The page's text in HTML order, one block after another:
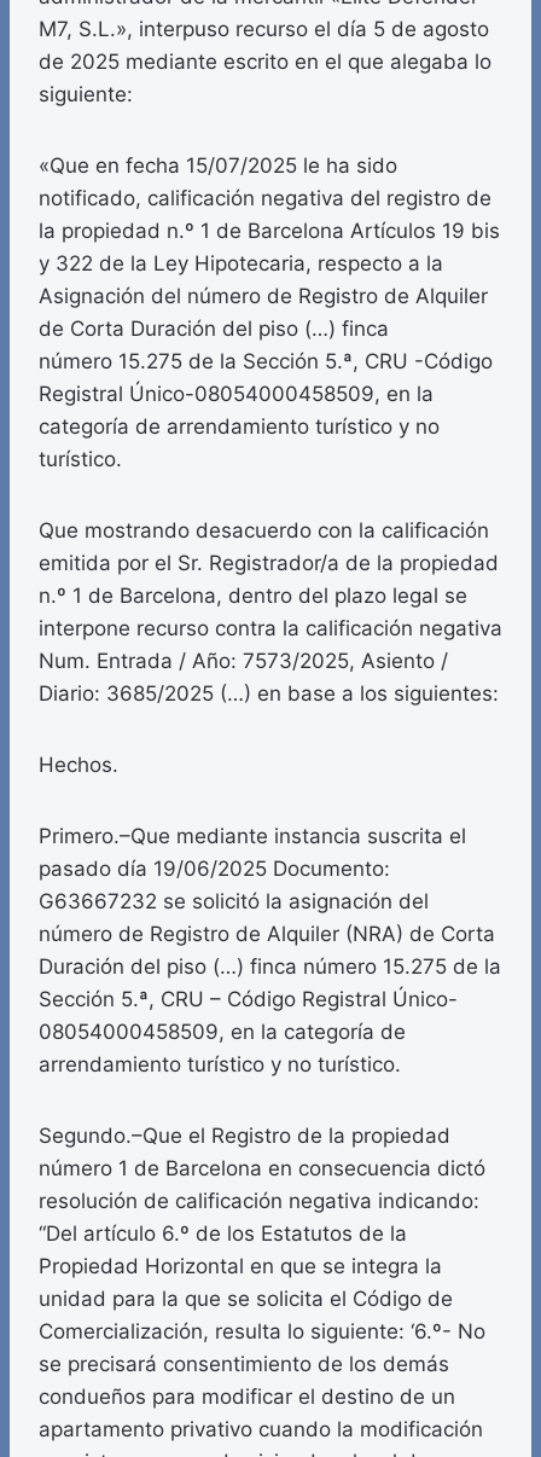
M7, S.L.», interpuso recurso el día 5 de agosto
de 2025 mediante escrito en el que alegaba lo
siguiente:
«Que en fecha 15/07/2025 le ha sido
notificado, calificación negativa del registro de
la propiedad n.º 1 de Barcelona Artículos 19 bis
y 322 de la Ley Hipotecaria, respecto a la
Asignación del número de Registro de Alquiler
de Corta Duración del piso (…) finca
número 15.275 de la Sección 5.ª, CRU -Código
Registral Único-08054000458509, en la
categoría de arrendamiento turístico y no
turístico.
Que mostrando desacuerdo con la calificación
emitida por el Sr. Registrador/a de la propiedad
n.º 1 de Barcelona, dentro del plazo legal se
interpone recurso contra la calificación negativa
Num. Entrada / Año: 7573/2025, Asiento /
Diario: 3685/2025 (…) en base a los siguientes:
Hechos.
Primero.–Que mediante instancia suscrita el
pasado día 19/06/2025 Documento:
G63667232 se solicitó la asignación del
número de Registro de Alquiler (NRA) de Corta
Duración del piso (…) finca número 15.275 de la
Sección 5.ª, CRU – Código Registral Único-
08054000458509, en la categoría de
arrendamiento turístico y no turístico.
Segundo.–Que el Registro de la propiedad
número 1 de Barcelona en consecuencia dictó
resolución de calificación negativa indicando:
“Del artículo 6.º de los Estatutos de la
Propiedad Horizontal en que se integra la
unidad para la que se solicita el Código de
Comercialización, resulta lo siguiente: ‘6.º- No
se precisará consentimiento de los demás
condueños para modificar el destino de un
apartamento privativo cuando la modificación